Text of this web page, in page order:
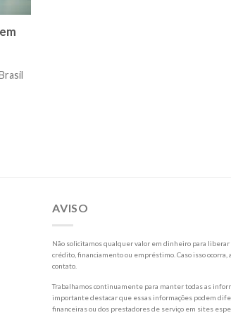
AVISO
Não solicitamos qualquer valor em dinheiro para
crédito, financiamento ou empréstimo. Caso isso
contato.
Trabalhamos continuamente para manter todas as
importante destacar que essas informações podem
financeiras ou dos prestadores de serviço em sites